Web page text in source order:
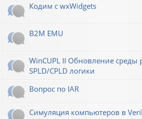
Кодим с wxWidgets
B2M EMU
WinCUPL II Обновление среды
SPLD/CPLD логики
Вопрос по IAR
Симуляция компьютеров в